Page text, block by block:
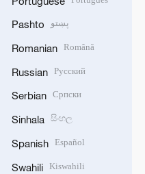
Pashto پښتو
Romanian Română
Russian Русский
Serbian Српски
Sinhala සිංහල
Spanish Español
Swahili Kiswahili